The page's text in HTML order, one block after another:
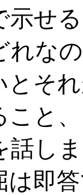
示せ
れな
とそ
こと
話し
は即